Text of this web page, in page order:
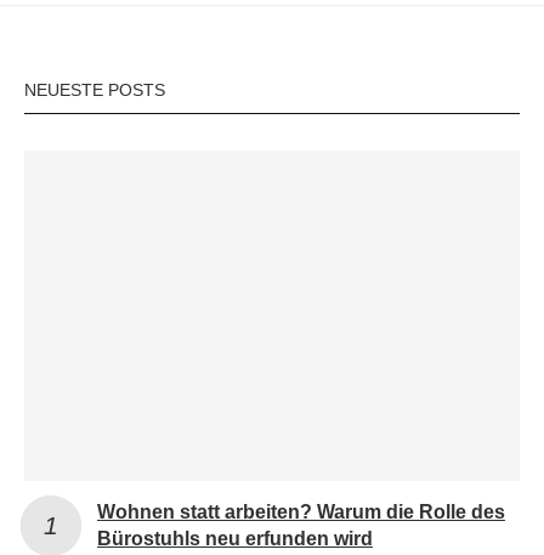
NEUESTE POSTS
Wohnen statt arbeiten? Warum die Rolle des
Bürostuhls neu erfunden wird